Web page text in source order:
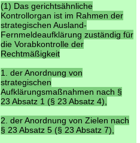
(1) Das gerichtsähnliche
Kontrollorgan ist im Rahmen der
strategischen Ausland-
Fernmeldeaufklärung zuständig für
die Vorabkontrolle der
Rechtmäßigkeit
1. der Anordnung von
strategischen
Aufklärungsmaßnahmen nach §
23 Absatz 1 (§ 23 Absatz 4),
2. der Anordnung von Zielen nach
§ 23 Absatz 5 (§ 23 Absatz 7),